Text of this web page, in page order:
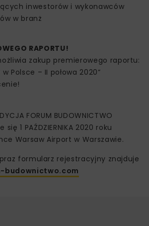
inwestorów i wykonawców
w branż
RAPORTU!
zakup premierowego raportu:
Polsce – II połowa 2020”
FORUM BUDOWNICTWO
się 1 PAŹDZIERNIKA 2020 roku
Warsaw Airport w Warszawie.
formularz rejestracyjny znajduje
budownictwo.com